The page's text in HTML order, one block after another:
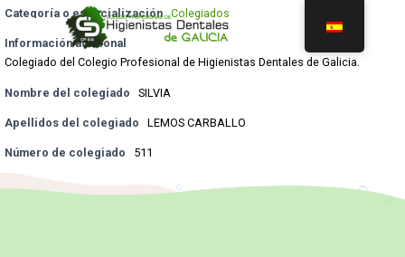
Categoría o especialización Colegiados
Información adicional
Colegiado del Colegio Profesional de Higienistas Dentales de Galicia.
Nombre del colegiado SILVIA
Apellidos del colegiado LEMOS CARBALLO
Número de colegiado 511